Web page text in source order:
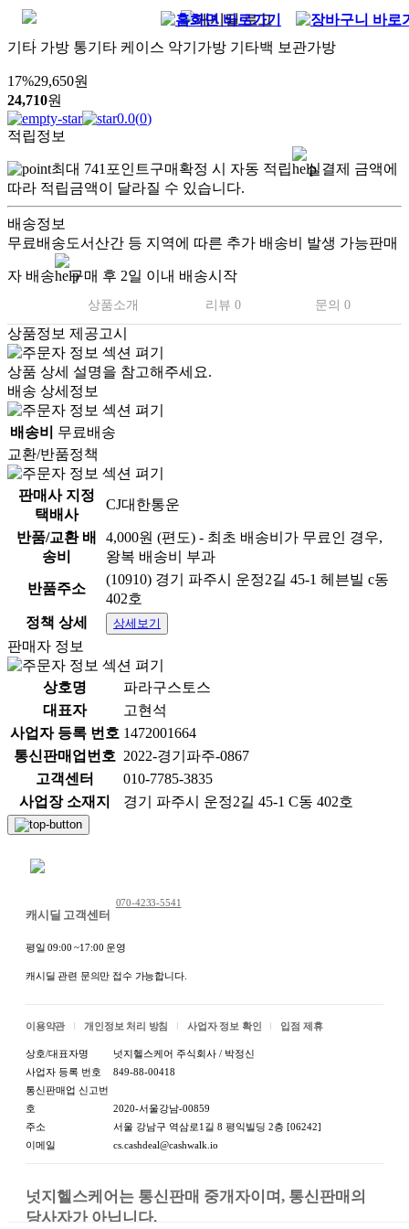
기타 가방 통기타 케이스 악기가방 기타백 보관가방
17%29,650원
24,710원
0.0(0)
적립정보
최대 741 포인트구매확정 시 자동 적립
실결제 금액에
따라 적립금액이 달라질 수 있습니다.
배송정보
무료배송도서산간 등 지역에 따른 추가 배송비 발생 가능판매
자 배송 구매 후 2일 이내 배송시작
상품소개 리뷰 0 문의 0
상품 정보고시
항목
품명 및 모델명
품명:상세정보별도표기 / 모
델명:상세정보별도표기
법에 의한 인증·허가
등을 받았음을 확인할
수 있는 경우 그에 대
한 사항
법에 의한 인증·허가 등을 받
았음을 확인할 수 있는 경우
그에 대한 사항:상세정보별
제조국
호 또는 소비자 상담
관련 전화번호
상품정보 제공고시
상품 상세 설명을 참고해주세요.
배송 상세정보
배송비
무료배송
교환/반품정책
판매사 지정
택배사
CJ대한통운
반품/교환 배
송비
4,000원 (편도) - 최초 배송비가 무료인 경우,
왕복 배송비 부과
반품주소
(10910) 경기 파주시 운정2길 45-1 헤븐빌 c동
402호
정책 상세
상세보기
판매자 정보
상호명
파라구스토스
대표자
고현석
사업자 등록 번호 1472001664
통신판매업번호 2022-경기파주-0867
고객센터
010-7785-3835
사업장 소재지
경기 파주시 운정2길 45-1 C동 402호
캐시딜 고객센터
070-4233-5541
평일 09:00 ~17:00 운영
캐시딜 관련 문의만 접수 가능합니다.
이용약관 개인정보 처리 방침 사업자 정보 확인 입점 제휴
상호/대표자명
넛지헬스케어 주식회사 / 박정신
사업자 등록 번호
849-88-00418
통신판매업 신고번
호
2020-서울강남-00859
주소
서울 강남구 역삼로1길 8 평익빌딩 2층 [06242]
이메일
cs.cashdeal@cashwalk.io
넛지헬스케어는 통신판매 중개자이며, 통신판매의
당사자가 아닙니다.